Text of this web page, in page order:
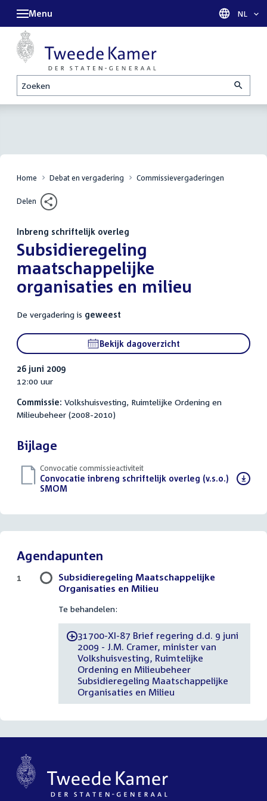
Zoeken
Menu Taal
NL
Home Debat en vergadering Commissievergaderingen
Delen
Inbreng schriftelijk overleg
:Subsidieregeling
maatschappelijke
organisaties en milieu
De vergadering is geweest
Bekijk dagoverzicht
26 juni 2009
12:00 uur
Commissie: Volkshuisvesting, Ruimtelijke Ordening en
Milieubeheer (2008-2010)
Bijlage
Convocatie commissieactiviteit
Download
bestand:
Convocatie inbreng schriftelijk overleg (v.s.o.)
SMOM
Agendapunten
Subsidieregeling Maatschappelijke
Organisaties en Milieu
Te behandelen:
-31700-XI-87 Brief regering d.d. 9 juni
2009 - J.M. Cramer, minister van
Volkshuisvesting, Ruimtelijke
Ordening en Milieubeheer
Subsidieregeling Maatschappelijke
Organisaties en Milieu
1